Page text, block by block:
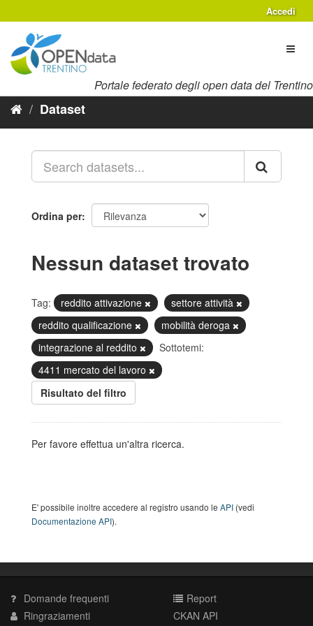
al
contenuto
Accedi
Portale federato degli open data del Trentino
Dataset
Ordina per
Nessun dataset trovato
Tag: reddito attivazione
settore attività
reddito qualificazione
mobilità deroga
integrazione al reddito
Sottotemi:
4411 mercato del lavoro
Risultato del filtro
Per favore effettua un'altra ricerca.
E' possibile inoltre accedere al registro usando le API (vedi
Documentazione API).
Domande frequenti
Ringraziamenti
Report
CKAN API